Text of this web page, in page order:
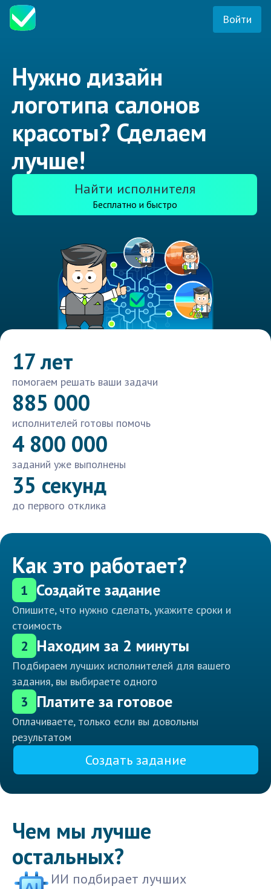
Войти
Нужно дизайн
логотипа салонов
красоты? Сделаем
лучше!
Найти исполнителя
Бесплатно и быстро
17 лет
помогаем решать ваши задачи
885 000
исполнителей готовы помочь
4 800 000
заданий уже выполнены
35 секунд
до первого отклика
Как это работает?
1 Создайте задание
Опишите, что нужно сделать, укажите сроки и
стоимость
2 Находим за 2 минуты
Подбираем лучших исполнителей для вашего
задания, вы выбираете одного
3 Платите за готовое
Оплачиваете, только если вы довольны
результатом
Создать задание
Чем мы лучше
остальных?
ИИ подбирает лучших